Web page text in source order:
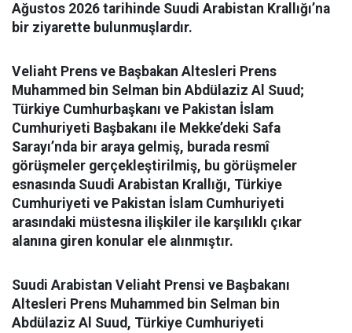
Ağustos 2026 tarihinde Suudi Arabistan Krallığı’na
bir ziyarette bulunmuşlardır.
Veliaht Prens ve Başbakan Altesleri Prens
Muhammed bin Selman bin Abdülaziz Al Suud;
Türkiye Cumhurbaşkanı ve Pakistan İslam
Cumhuriyeti Başbakanı ile Mekke’deki Safa
Sarayı’nda bir araya gelmiş, burada resmî
görüşmeler gerçekleştirilmiş, bu görüşmeler
esnasında Suudi Arabistan Krallığı, Türkiye
Cumhuriyeti ve Pakistan İslam Cumhuriyeti
arasındaki müstesna ilişkiler ile karşılıklı çıkar
alanına giren konular ele alınmıştır.
Suudi Arabistan Veliaht Prensi ve Başbakanı
Altesleri Prens Muhammed bin Selman bin
Abdülaziz Al Suud, Türkiye Cumhuriyeti